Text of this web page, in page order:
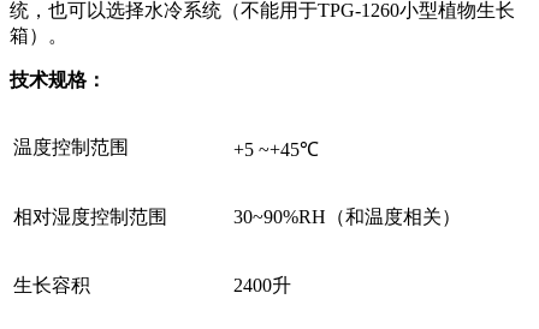
统，也可以选择水冷系统（不能用于TPG-1260小型植物生长
箱）。
技术规格：
温度控制范围 +5 ~+45℃
相对湿度控制范围 30~90%RH（和温度相关）
生长容积 2400升